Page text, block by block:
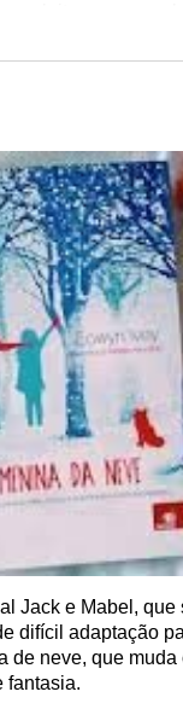
a leitura com um
mais complexos
Jack e Mabel,
difícil adaptação
de neve, que
fantasia.